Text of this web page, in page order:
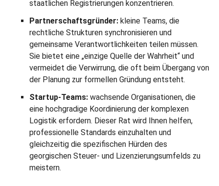
staatlichen Registrierungen konzentrieren.
Partnerschaftsgründer: kleine Teams, die
rechtliche Strukturen synchronisieren und
gemeinsame Verantwortlichkeiten teilen müssen.
Sie bietet eine „einzige Quelle der Wahrheit“ und
vermeidet die Verwirrung, die oft beim Übergang von
der Planung zur formellen Gründung entsteht.
Startup-Teams: wachsende Organisationen, die
eine hochgradige Koordinierung der komplexen
Logistik erfordern. Dieser Rat wird Ihnen helfen,
professionelle Standards einzuhalten und
gleichzeitig die spezifischen Hürden des
georgischen Steuer- und Lizenzierungsumfelds zu
meistern.